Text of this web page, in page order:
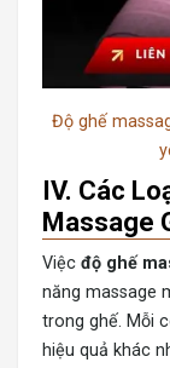
Độ ghế
IV. Các
Massage
Việc độ ghế
năng massage
trong ghế. Mỗi
hiệu quả khác